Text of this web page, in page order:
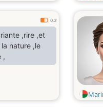
0.3
,rire ,et
,